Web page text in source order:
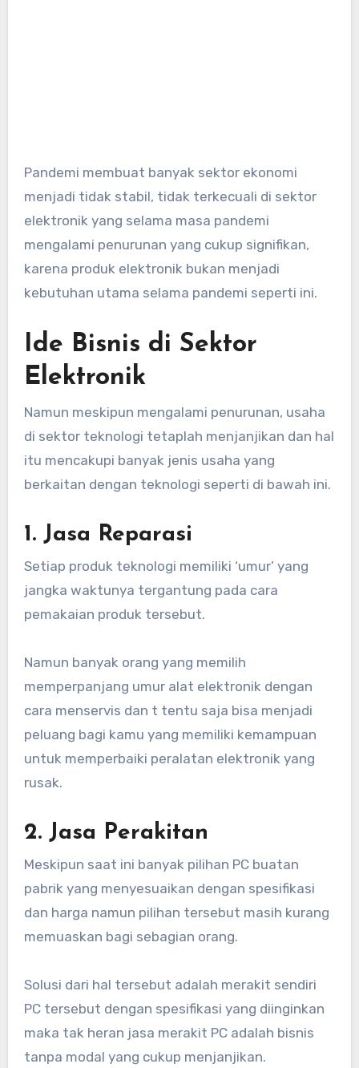
Pandemi membuat banyak sektor ekonomi
menjadi tidak stabil, tidak terkecuali di sektor
elektronik yang selama masa pandemi
mengalami penurunan yang cukup signifikan,
karena produk elektronik bukan menjadi
kebutuhan utama selama pandemi seperti ini.
Ide Bisnis di Sektor
Elektronik
Namun meskipun mengalami penurunan, usaha
di sektor teknologi tetaplah menjanjikan dan hal
itu mencakupi banyak jenis usaha yang
berkaitan dengan teknologi seperti di bawah ini.
1. Jasa Reparasi
Setiap produk teknologi memiliki ‘umur’ yang
jangka waktunya tergantung pada cara
pemakaian produk tersebut.
Namun banyak orang yang memilih
memperpanjang umur alat elektronik dengan
cara menservis dan t tentu saja bisa menjadi
peluang bagi kamu yang memiliki kemampuan
untuk memperbaiki peralatan elektronik yang
rusak.
2. Jasa Perakitan
Meskipun saat ini banyak pilihan PC buatan
pabrik yang menyesuaikan dengan spesifikasi
dan harga namun pilihan tersebut masih kurang
memuaskan bagi sebagian orang.
Solusi dari hal tersebut adalah merakit sendiri
PC tersebut dengan spesifikasi yang diinginkan
maka tak heran jasa merakit PC adalah bisnis
tanpa modal yang cukup menjanjikan.